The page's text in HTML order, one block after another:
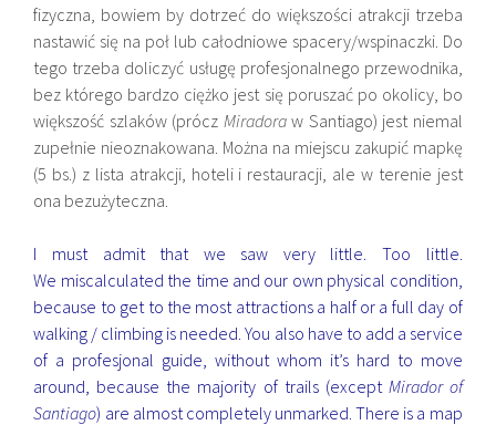
fizyczna, bowiem by dotrzeć do większości atrakcji trzeba
nastawić się na poł lub całodniowe spacery/wspinaczki. Do
tego trzeba doliczyć usługę profesjonalnego przewodnika,
bez którego bardzo ciężko jest się poruszać po okolicy, bo
większość szlaków (prócz Miradoraw Santiago) jest niemal
zupełnie nieoznakowana. Można na miejscu zakupić mapkę
(5 bs.) z lista atrakcji, hoteli i restauracji, ale w terenie jest
ona bezużyteczna.
I must admit that we saw very little. Too little.
We miscalculated the time and our own physical condition,
because to get to the most attractions a half or a full day of
walking / climbing is needed. You also have to add a service
of a profesjonal guide, without whom it’s hard to move
around, because the majority of trails (exceptMirador of
Santiago) are almost completely unmarked. There is a map